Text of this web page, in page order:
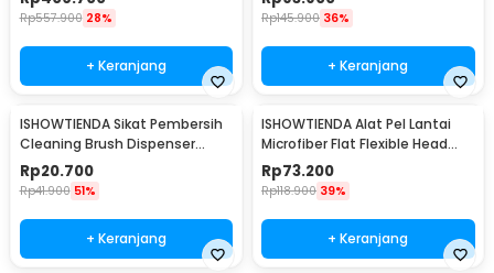
Rp557.900 28%
+ Keranjang
Rp145.900 36%
+ Keranjang
ISHOWTIENDA Sikat Pembersih
Cleaning Brush Dispenser
Sabun Air - S0026
Rp20.700
Rp41.900 51%
+ Keranjang
ISHOWTIENDA Alat Pel Lantai
Microfiber Flat Flexible Head
with Bucket - FMI60
Rp73.200
Rp118.900 39%
+ Keranjang